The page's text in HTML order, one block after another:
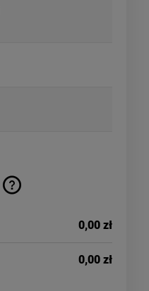
0,00 zł
0,00 zł